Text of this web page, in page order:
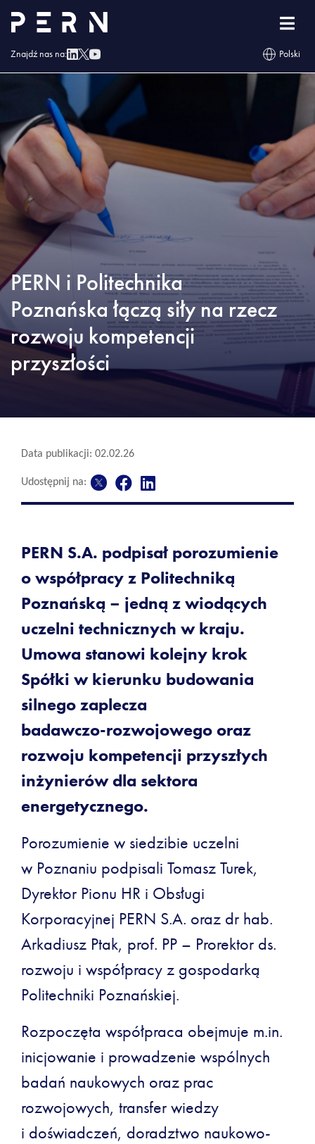
Znajdź nas na: Polski
Strona główna »Blog »PERN i Politechnika Poznańska łączą siły na rzecz
PERN i Politechnika
Poznańska łączą siły na rzecz
rozwoju kompetencji
przyszłości
Data publikacji: 02.02.26
Udostępnij na:
PERN S.A. podpisał porozumienie
o współpracy z Politechniką
Poznańską – jedną z wiodących
uczelni technicznych w kraju.
Umowa stanowi kolejny krok
Spółki w kierunku budowania
silnego zaplecza
badawczo‑rozwojowego oraz
rozwoju kompetencji przyszłych
inżynierów dla sektora
energetycznego.
Porozumienie w siedzibie uczelni
w Poznaniu podpisali Tomasz Turek,
Dyrektor Pionu HR i Obsługi
Korporacyjnej PERN S.A. oraz dr hab.
Arkadiusz Ptak, prof. PP – Prorektor ds.
rozwoju i współpracy z gospodarką
Politechniki Poznańskiej.
Rozpoczęta współpraca obejmuje m.in.
inicjowanie i prowadzenie wspólnych
badań naukowych oraz prac
rozwojowych, transfer wiedzy
i doświadczeń, doradztwo naukowo-